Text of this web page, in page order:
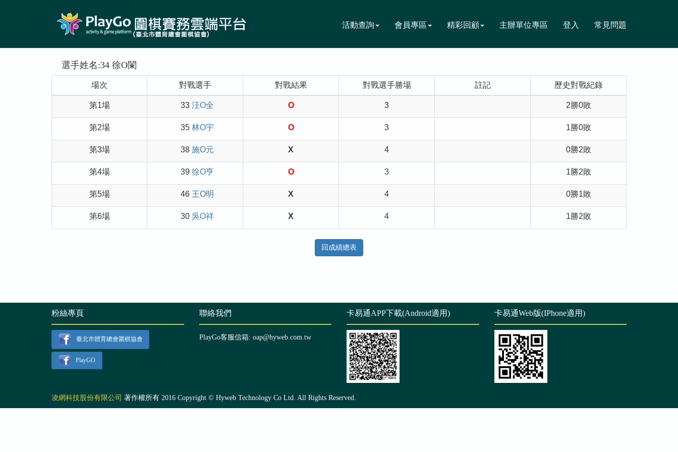
活動查詢 會員專區 精彩回顧 主辦單位專區 登入 常見問題
選手姓名:34 徐O闌
場次 對戰選手 對戰結果 對戰選手勝場 註記 歷史對戰紀錄
第1場 33 汪O全 O 3 2勝0敗
第2場 35 林O宇 O 3 1勝0敗
第3場 38 施O元 X 4 0勝2敗
第4場 39 徐O亨 O 3 1勝2敗
第5場 46 王O明 X 4 0勝1敗
第6場 30 吳O祥 X 4 1勝2敗
回成績總表
粉絲專頁
臺北市體育總會圍棋協會
PlayGO
聯絡我們
PlayGo客服信箱: oap@hyweb.com.tw
卡易通APP下載(Android適用) 卡易通Web版(IPhone適用)
凌網科技股份有限公司 著作權所有 2016 Copyright © Hyweb Technology Co Ltd. All Rights Reserved.